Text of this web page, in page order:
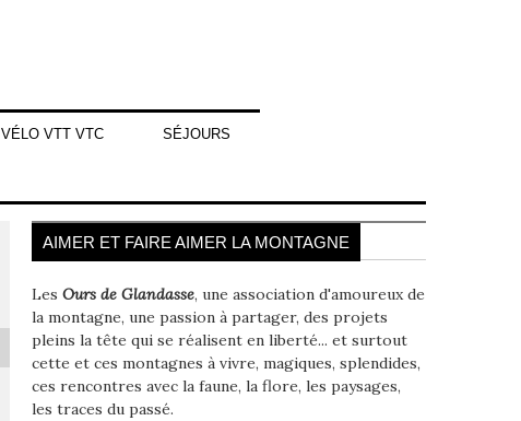
VÉLO VTT VTC SÉJOURS
AIMER ET FAIRE AIMER LA MONTAGNE
LesOurs de Glandasse, une association d'amoureux de
la montagne, une passion à partager, des projets
pleins la tête qui se réalisent en liberté... et surtout
cette et ces montagnes à vivre, magiques, splendides,
ces rencontres avec la faune, la flore, les paysages,
les traces du passé.